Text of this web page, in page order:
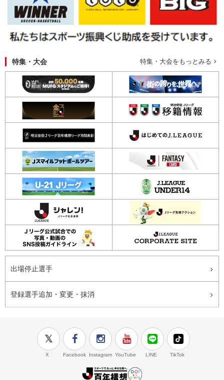
特集・大会 特集・大会をもっとみる
出場停止選手
登録選手追加・変更・抹消
X Facebook Instagram YouTube LINE TikTok